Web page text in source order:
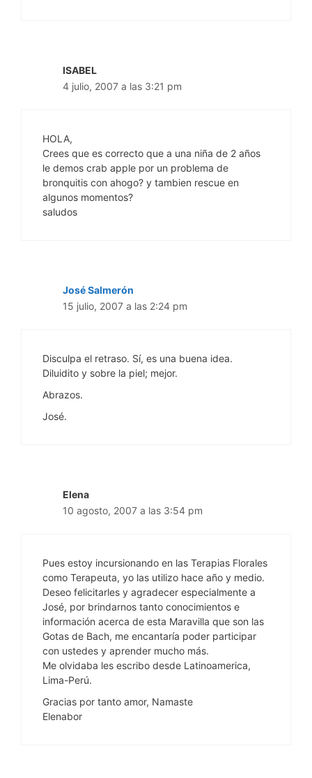
ISABEL
4 julio, 2007 a las 3:21 pm
HOLA,
Crees que es correcto que a una niña de 2 años
le demos crab apple por un problema de
bronquitis con ahogo? y tambien rescue en
algunos momentos?
saludos
José Salmerón
15 julio, 2007 a las 2:24 pm
Disculpa el retraso. Sí, es una buena idea.
Diluidito y sobre la piel; mejor.
Abrazos.
José.
Elena
10 agosto, 2007 a las 3:54 pm
Pues estoy incursionando en las Terapias Florales
como Terapeuta, yo las utilizo hace año y medio.
Deseo felicitarles y agradecer especialmente a
José, por brindarnos tanto conocimientos e
información acerca de esta Maravilla que son las
Gotas de Bach, me encantaría poder participar
con ustedes y aprender mucho más.
Me olvidaba les escribo desde Latinoamerica,
Lima-Perú.
Gracias por tanto amor, Namaste
Elenabor